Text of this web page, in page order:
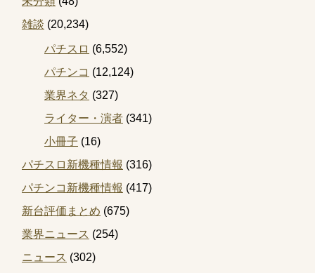
雑談 (20,234)
パチスロ (6,552)
パチンコ (12,124)
業界ネタ (327)
ライター・演者 (341)
小冊子 (16)
パチスロ新機種情報 (316)
パチンコ新機種情報 (417)
新台評価まとめ (675)
業界ニュース (254)
ニュース (302)